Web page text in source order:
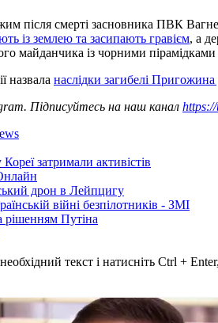
після смерті засновника ПВК
із землею та засипають гравієм, а
майданчика із чорними пірамідками
назвала наслідки загибелі
Підписуйтесь на наш канал
затримали активістів
дрон в Лейпцигу
війні безпілотників - ЗМІ
рішенням Путіна
текст і натисніть Ctrl +